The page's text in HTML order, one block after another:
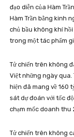
đạo diễn của Hàm
Hàm Trần bằng kinh
chủ bầu không khí
trong một tác phẩm
Tử chiến trên không
Việt những ngày qua.
hiện đã mang về 160
sát dự đoán với tốc
chạm mốc doanh thu
Tử chiến trên không